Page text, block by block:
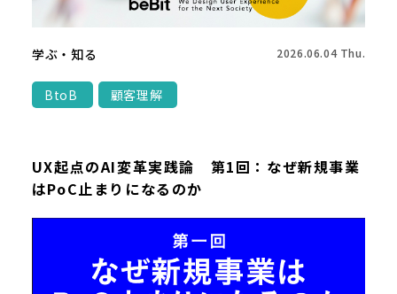
学ぶ・知る 2026.06.04 Thu.
BtoB 顧客理解
UX起点のAI変革実践論 第1回：なぜ新規事業
はPoC止まりになるのか